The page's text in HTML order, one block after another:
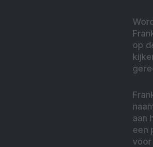
op
aan
een